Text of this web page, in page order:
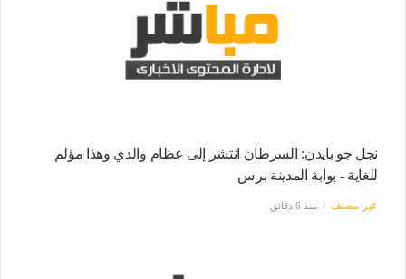
نجل جو بايدن: السرطان انتشر إلى عظام والدي وهذا مؤلم
للغاية - بوابة المدينة برس
غير مصنف منذ 6 دقائق